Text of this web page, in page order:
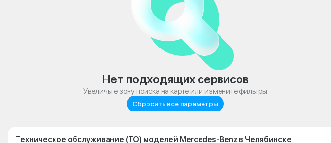
Нет подходящих сервисов
Увеличьте зону поиска на карте или измените фильтры
Сбросить все параметры
Техническое обслуживание (ТО) моделей Mercedes-Benz в Челябинске